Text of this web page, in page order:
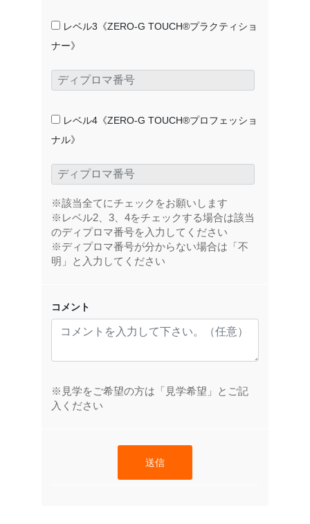
レベル3《ZERO-G TOUCH®プラクティショ
ナー》
レベル4《ZERO-G TOUCH®プロフェッショ
ナル》
※該当全てにチェックをお願いします
※レベル2、3、4をチェックする場合は該当
のディプロマ番号を入力してください
※ディプロマ番号が分からない場合は「不
明」と入力してください
コメント
※見学をご希望の方は「見学希望」とご記
入ください
送信